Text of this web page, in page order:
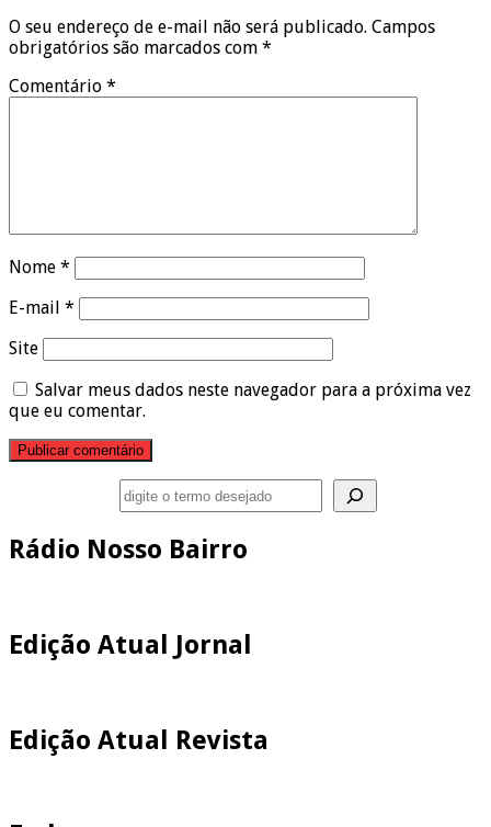
O seu endereço de e-mail não será publicado. Campos
obrigatórios são marcados com *
Comentário *
Nome *
E-mail *
Site
Salvar meus dados neste navegador para a próxima vez
que eu comentar.
Rádio Nosso Bairro
Edição Atual Jornal
Edição Atual Revista